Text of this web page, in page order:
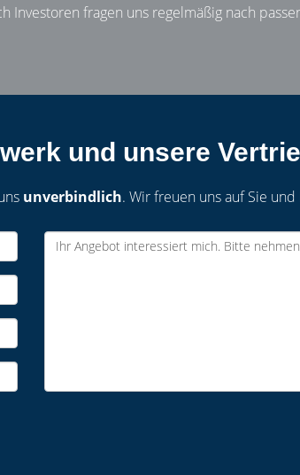
Investoren fragen uns regelmäßig nach
und unsere
unverbindlich. Wir freuen uns auf Sie